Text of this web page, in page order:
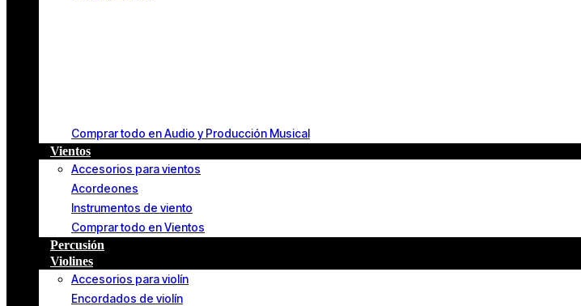
Comprar todo en Audio y Producción Musical
Vientos
Accesorios para vientos
Acordeones
Instrumentos de viento
Comprar todo en Vientos
Percusión
Violines
Accesorios para violín
Encordados de violín